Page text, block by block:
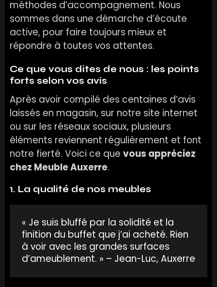
méthodes d’accompagnement. Nous
sommes dans une démarche d’écoute
active, pour faire toujours mieux et
répondre à toutes vos attentes.
Ce que vous dites de nous : les points
forts selon vos avis
Après avoir compilé des centaines d’avis
laissés en magasin, sur notre site internet
ou sur les réseaux sociaux, plusieurs
éléments reviennent régulièrement et font
notre fierté. Voici ce que vous appréciez
chez Meuble Auxerre.
1. La qualité de nos meubles
« Je suis bluffé par la solidité et la
finition du buffet que j’ai acheté. Rien
à voir avec les grandes surfaces
d’ameublement. » – Jean-Luc, Auxerre